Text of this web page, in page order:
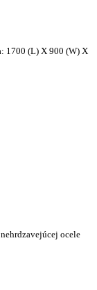
1700 (L) X 900 (W) X
ocele